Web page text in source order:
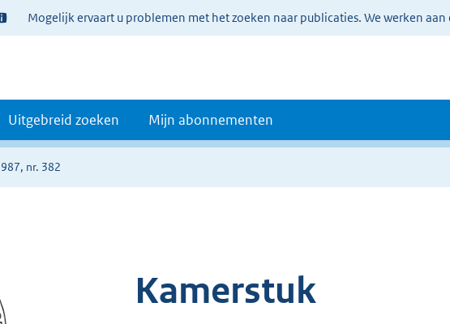
Mogelijk ervaart u problemen met het zoeken naar publicaties. We werken
Uitgebreid zoeken Mijn abonnementen
nr. 382
Kamerstuk